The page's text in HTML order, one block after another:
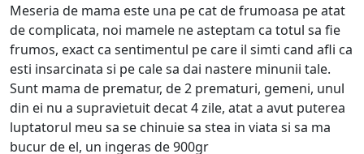
Meseria de mama este una pe cat de frumoasa pe atat
de complicata, noi mamele ne asteptam ca totul sa fie
frumos, exact ca sentimentul pe care il simti cand afli ca
esti insarcinata si pe cale sa dai nastere minunii tale.
Sunt mama de prematur, de 2 prematuri, gemeni, unul
din ei nu a supravietuit decat 4 zile, atat a avut puterea
luptatorul meu sa se chinuie sa stea in viata si sa ma
bucur de el, un ingeras de 900gr